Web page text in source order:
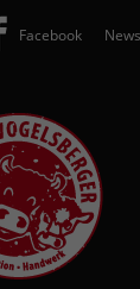
Facebook